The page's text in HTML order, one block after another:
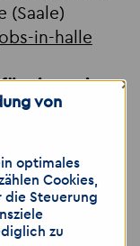
(Saale)
in-halle
Sie? Kein
im
zu
von
×
optimales
Cookies,
die Steuerung
zu